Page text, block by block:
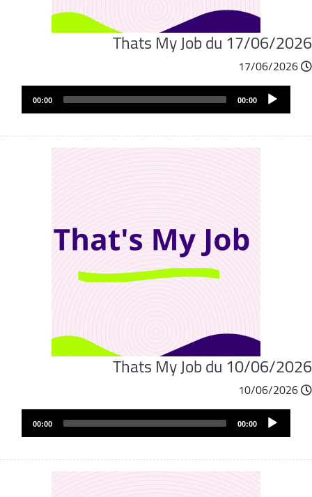
Thats My Job du 17/06/
17/06/2026
Audio
Player
00:00
00:00
Thats My Job du 10/06/
10/06/2026
Audio
Player
00:00
00:00